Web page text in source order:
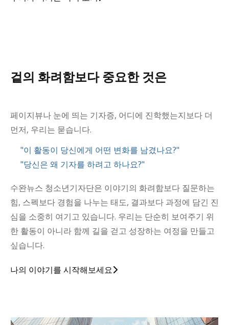
겉의 화려함보다 중요한 것은
페이지뷰나 눈에 띄는 기자증, 어디에 진학했는지보다 더
먼저, 우리는 묻습니다.
"이 활동이 당신에게 어떤 변화를 남겼나요?"
"당신은 왜 기자를 하려고 하나요?"
수완뉴스 청소년기자단은 이야기의 화려함보다 질문하는
힘, 스펙보다 경험을 나누는 태도, 결과보다 과정에 담긴 진
심을 소중히 여기고 있습니다. 우리는 단순히 보여주기 위
한 활동이 아니라 함께 길을 걷고 성장하는 여정을 만들고
싶습니다.
나의 이야기를 시작해보세요